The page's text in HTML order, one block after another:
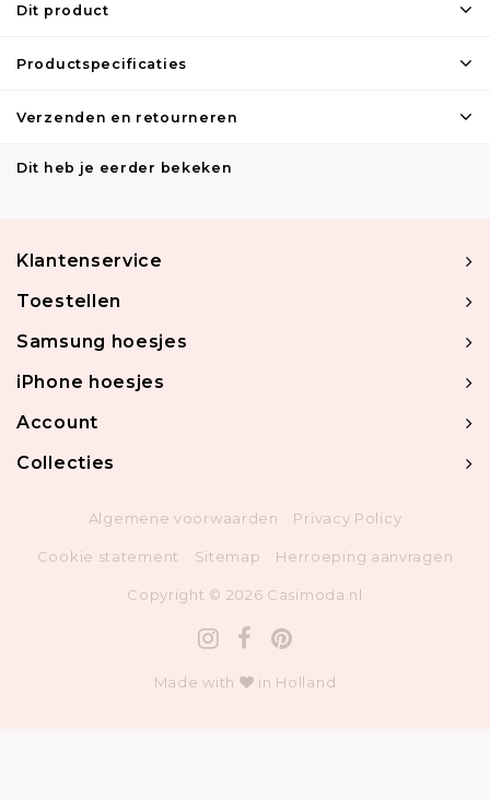
Dit product
Productspecificaties
Verzenden en retourneren
Dit heb je eerder bekeken
Klantenservice
Toestellen
Samsung hoesjes
iPhone hoesjes
Account
Collecties
Algemene voorwaarden Privacy Policy
Cookie statement Sitemap Herroeping aanvragen
Copyright © 2026 Casimoda.nl
Made with in Holland